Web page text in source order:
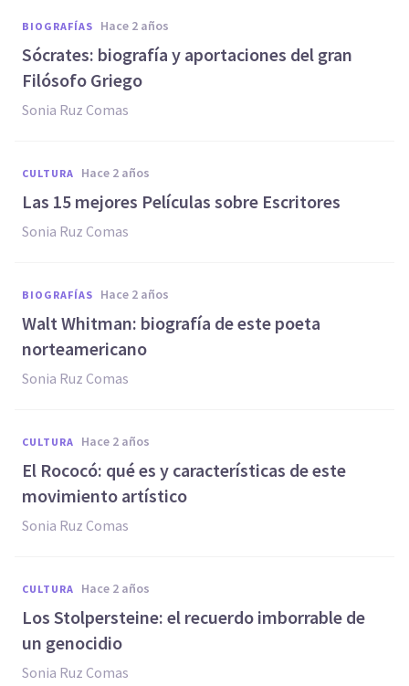
BIOGRAFÍAS hace 2 años
Sócrates: biografía y aportaciones del gran
Filósofo Griego
Sonia Ruz Comas
CULTURA hace 2 años
Las 15 mejores Películas sobre Escritores
Sonia Ruz Comas
BIOGRAFÍAS hace 2 años
Walt Whitman: biografía de este poeta
norteamericano
Sonia Ruz Comas
CULTURA hace 2 años
El Rococó: qué es y características de este
movimiento artístico
Sonia Ruz Comas
CULTURA hace 2 años
Los Stolpersteine: el recuerdo imborrable de
un genocidio
Sonia Ruz Comas